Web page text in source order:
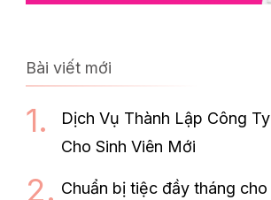
Bài viết mới
Dịch Vụ Thành Lập Công
Cho Sinh Viên Mới
Chuẩn bị tiệc đầy tháng